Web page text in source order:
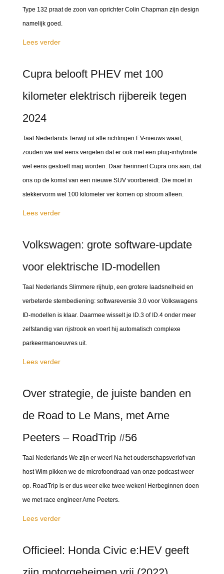
Type 132 praat de zoon van oprichter Colin Chapman zijn design
namelijk goed.
Lees verder
Cupra belooft PHEV met 100
kilometer elektrisch rijbereik tegen
2024
Taal Nederlands Terwijl uit alle richtingen EV-nieuws waait,
zouden we wel eens vergeten dat er ook met een plug-inhybride
wel eens gestoeft mag worden. Daar herinnert Cupra ons aan, dat
ons op de komst van een nieuwe SUV voorbereidt. Die moet in
stekkervorm wel 100 kilometer ver komen op stroom alleen.
Lees verder
Volkswagen: grote software-update
voor elektrische ID-modellen
Taal Nederlands Slimmere rijhulp, een grotere laadsnelheid en
verbeterde stembediening: softwareversie 3.0 voor Volkswagens
ID-modellen is klaar. Daarmee wisselt je ID.3 of ID.4 onder meer
zelfstandig van rijstrook en voert hij automatisch complexe
parkeermanoeuvres uit.
Lees verder
Over strategie, de juiste banden en
de Road to Le Mans, met Arne
Peeters – RoadTrip #56
Taal Nederlands We zijn er weer! Na het ouderschapsverlof van
host Wim pikken we de microfoondraad van onze podcast weer
op. RoadTrip is er dus weer elke twee weken! Herbeginnen doen
we met race engineer Arne Peeters.
Lees verder
Officieel: Honda Civic e:HEV geeft